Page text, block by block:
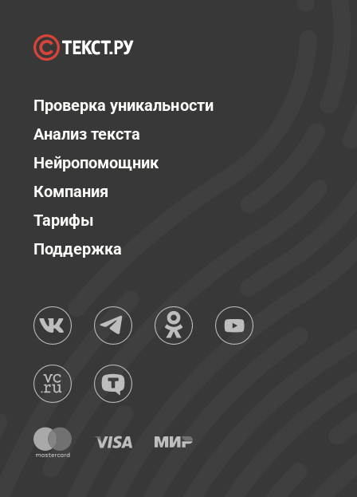
Проверка уникальности
Анализ текста
Нейропомощник
Компания
Тарифы
Поддержка